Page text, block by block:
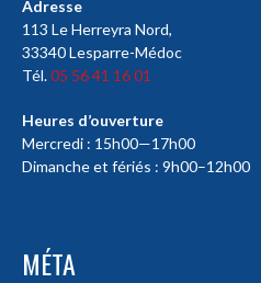
Adresse
113 Le Herreyra Nord,
33340 Lesparre-Médoc
Tél.05 56 41 16 01
Heures d’ouverture
Mercredi : 15h00—17h00
Dimanche et fériés : 9h00–12h00
MÉTA